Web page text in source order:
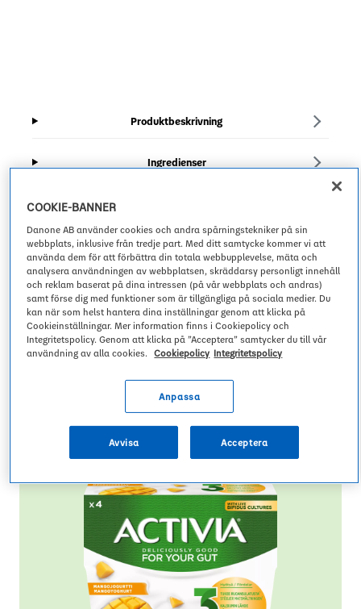
Produktbeskrivning
Ingredienser
Health Star Rating
COOKIE-BANNER
Danone AB använder cookies och andra spårningstekniker på sin
webbplats, inklusive från tredje part. Med ditt samtycke kommer vi att
använda dem för att förbättra din totala webbupplevelse, mäta och
analysera användningen av webbplatsen, skräddarsy personligt innehåll
och reklam baserat på dina intressen (på vår webbplats och andras)
samt förse dig med funktioner som är tillgängliga på sociala medier. Du
kan när som helst hantera dina inställningar genom att klicka på
Cookieinställningar. Mer information finns i Cookiepolicy och
Integritetspolicy. Genom att klicka på ”Acceptera” samtycker du till vår
användning av alla cookies.
Cookiepolicy Integritetspolicy
Anpassa
Avvisa Acceptera